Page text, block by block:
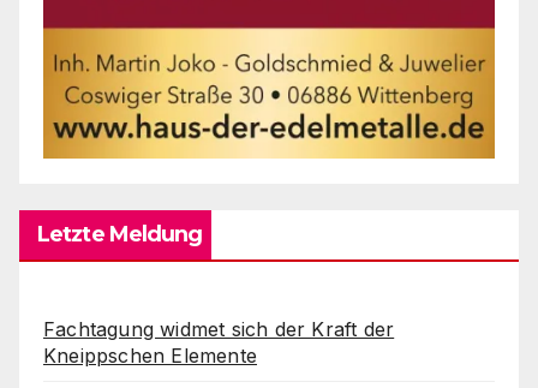
Letzte Meldung
Fachtagung widmet sich der Kraft der
Kneippschen Elemente